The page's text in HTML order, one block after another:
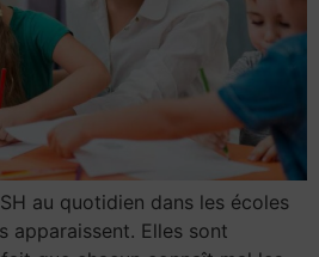
au quotidien dans les écoles
apparaissent. Elles sont